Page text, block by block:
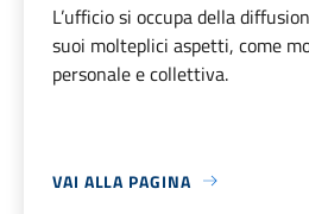
L’ufficio si occupa della
suoi molteplici aspetti, come
personale e collettiva.
VAI ALLA PAGINA